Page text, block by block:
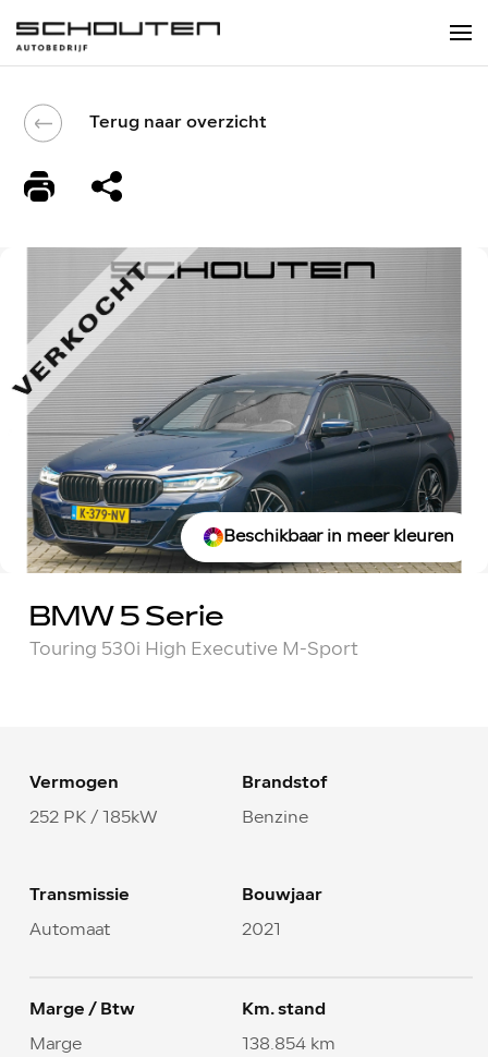
Terug naar overzicht
Beschikbaar in meer kleuren
BMW 5 Serie
Touring 530i High Executive M-Sport
Vermogen
252 PK / 185kW
Brandstof
Benzine
Transmissie
Automaat
Bouwjaar
2021
Marge / Btw
Marge
Km. stand
138.854 km